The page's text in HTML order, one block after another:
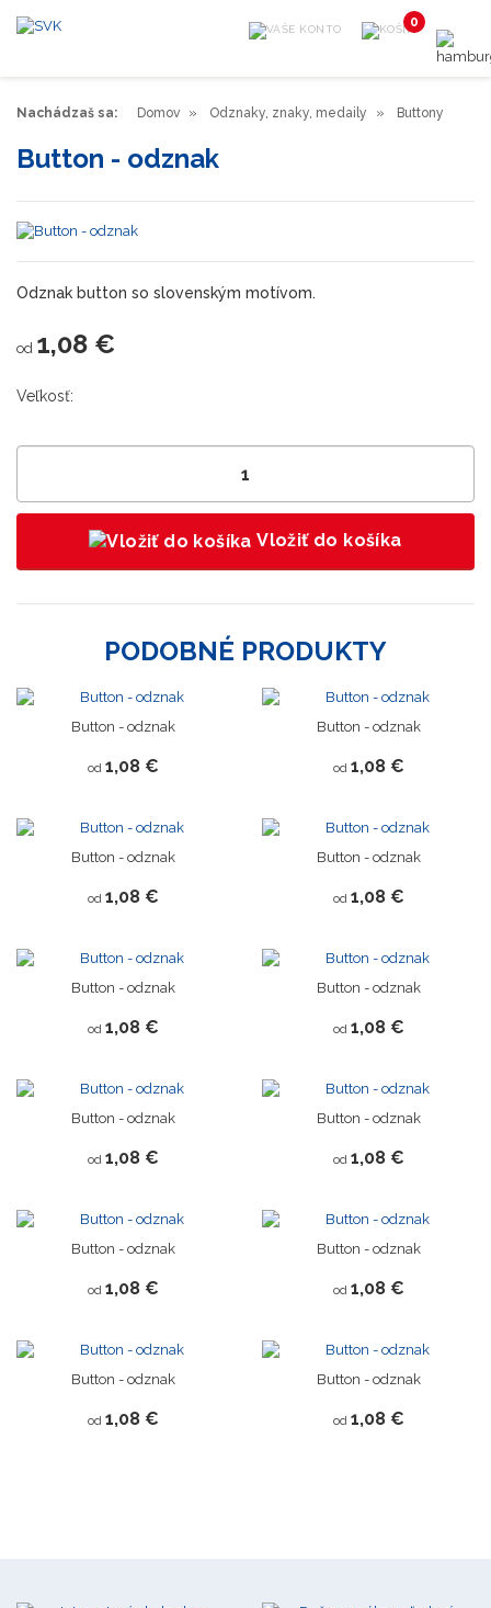
Nachádzaš sa: Domov Odznaky, znaky, medaily Buttony
Button - odznak
Odznak button so slovenským motívom.
od 1,08 €
Veľkosť:
Vložiť do košíka
PODOBNÉ PRODUKTY
Button - odznak
od 1,08 €
Button - odznak
od 1,08 €
Button - odznak
od 1,08 €
Button - odznak
od 1,08 €
Button - odznak
od 1,08 €
Button - odznak
od 1,08 €
Button - odznak
od 1,08 €
Button - odznak
od 1,08 €
Button - odznak
od 1,08 €
Button - odznak
od 1,08 €
Button - odznak
od 1,08 €
Button - odznak
od 1,08 €
0